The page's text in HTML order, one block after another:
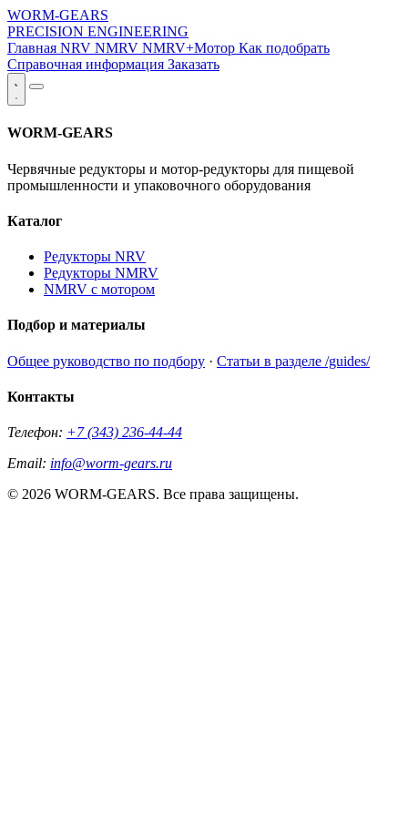
WORM-GEARS
PRECISION ENGINEERING
Главная NRV NMRV NMRV+Мотор Как подобрать
Справочная информация Заказать
WORM-GEARS
Червячные редукторы и мотор-редукторы для пищевой
промышленности и упаковочного оборудования
Каталог
Редукторы NRV
Редукторы NMRV
NMRV с мотором
Подбор и материалы
Общее руководство по подбору · Статьи в разделе /guides/
Контакты
Телефон: +7 (343) 236-44-44
Email: info@worm-gears.ru
© 2026 WORM-GEARS. Все права защищены.